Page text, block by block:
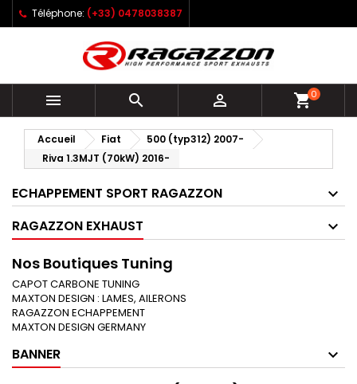
Téléphone: (+33) 0478038387
   shopping_cart0
Accueil Fiat
500 (typ312) 2007-
Riva 1.3MJT (70kW) 2016-
ECHAPPEMENT SPORT RAGAZZON
RAGAZZON EXHAUST
Nos Boutiques Tuning
CAPOT CARBONE TUNING
MAXTON DESIGN : LAMES, AILERONS
RAGAZZON ECHAPPEMENT
MAXTON DESIGN GERMANY
BANNER